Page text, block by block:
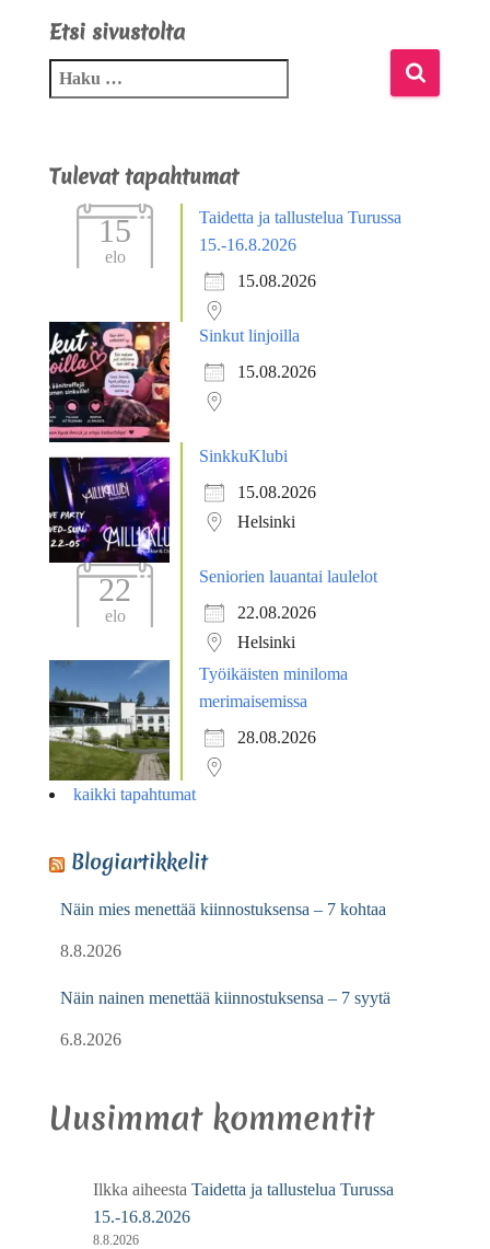
Etsi sivustolta
Tulevat tapahtumat
15
elo
Taidetta ja tallustelua Turussa
15.-16.8.2026
15.08.2026
Sinkut linjoilla
15.08.2026
SinkkuKlubi
15.08.2026
Helsinki
22
elo
Seniorien lauantai laulelot
22.08.2026
Helsinki
Työikäisten miniloma
merimaisemissa
28.08.2026
kaikki tapahtumat
Blogiartikkelit
Näin mies menettää kiinnostuksensa – 7 kohtaa
8.8.2026
Näin nainen menettää kiinnostuksensa – 7 syytä
6.8.2026
Uusimmat kommentit
Ilkka aiheesta Taidetta ja tallustelua Turussa
15.-16.8.2026
8.8.2026